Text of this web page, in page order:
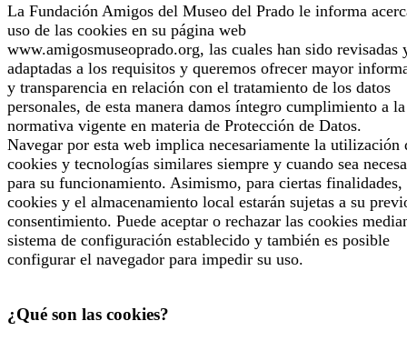
La Fundación Amigos del Museo del Prado le informa
uso de las cookies en su página web
www.amigosmuseoprado.org, las cuales han sido revisadas
adaptadas a los requisitos y queremos ofrecer mayor
y transparencia en relación con el tratamiento de los datos
personales, de esta manera damos íntegro cumplimiento a la
normativa vigente en materia de Protección de Datos.
Navegar por esta web implica necesariamente la utilización
cookies y tecnologías similares siempre y cuando sea
para su funcionamiento. Asimismo, para ciertas finalidades,
cookies y el almacenamiento local estarán sujetas a su
consentimiento. Puede aceptar o rechazar las cookies
sistema de configuración establecido y también es posible
configurar el navegador para impedir su uso.
¿Qué son las cookies?